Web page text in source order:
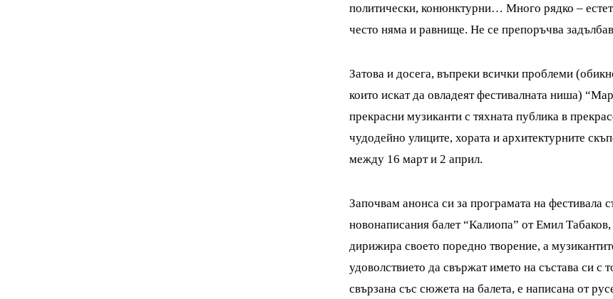
политически, конюнктурни… Много рядко –
често няма и равнище. Не се препоръчва
Затова и досега, въпреки всички проблеми
които искат да овладеят фестивалната ниша)
прекрасни музиканти с тяхната публика в
чудодейно улиците, хората и архитектурните
между 16 март и 2 април.
Започвам анонса си за програмата на фестивала
новонаписания балет “Калиопа” от Емил
дирижира своето поредно творение, а
удоволствието да свържат името на състава си с
свързана със сюжета на балета, е написана от